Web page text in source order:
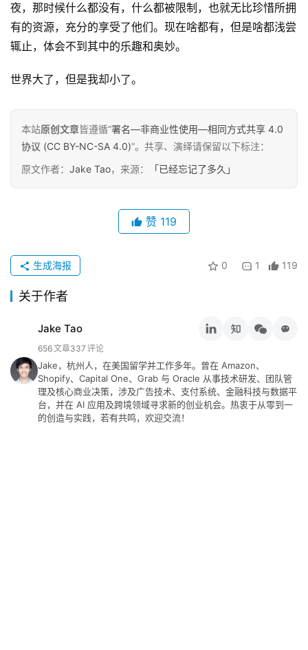
原
专
行
动
态
念
推
具
夜，那时候什么都没有，什么都被限制，也就无比珍惜所拥
有的资源，充分的享受了他们。现在啥都有，但是啥都浅尝
辄止，体会不到其中的乐趣和奥妙。
世界大了，但是我却小了。
本站原创文章皆遵循“署名—非商业性使用—相同方式共享 4.0
协议 (CC BY-NC-SA 4.0)”。共享、演绎请保留以下标注：
原文作者： Jake Tao，来源： 「已经忘记了多久」
赞 119
0 1 119
生成海报
关于作者
Jake Tao
656文章337 评论
Jake，杭州人，在美国留学并工作多年。曾在 Amazon、
Shopify、Capital One、Grab 与 Oracle 从事技术研发、团队管
理及核心商业决策，涉及广告技术、支付系统、金融科技与数据平
台，并在 AI 应用及跨境领域寻求新的创业机会。热衷于从零到一
的创造与实践，若有共鸣，欢迎交流！